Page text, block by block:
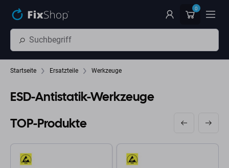
0
Startseite Ersatzteile Werkzeuge
ESD-Antistatik-Werkzeuge
TOP-Produkte